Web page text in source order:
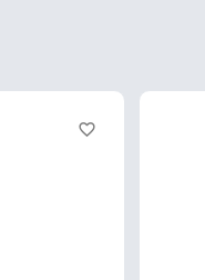
favorite_border